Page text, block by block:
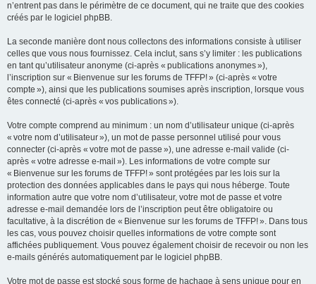
n’entrent pas dans le périmètre de ce document, qui ne traite que des cookies
créés par le logiciel phpBB.
La seconde manière dont nous collectons des informations consiste à utiliser
celles que vous nous fournissez. Cela inclut, sans s’y limiter : les publications
en tant qu’utilisateur anonyme (ci-après « publications anonymes »),
l’inscription sur « Bienvenue sur les forums de TFFP! » (ci-après « votre
compte »), ainsi que les publications soumises après inscription, lorsque vous
êtes connecté (ci-après « vos publications »).
Votre compte comprend au minimum : un nom d’utilisateur unique (ci-après
« votre nom d’utilisateur »), un mot de passe personnel utilisé pour vous
connecter (ci-après « votre mot de passe »), une adresse e-mail valide (ci-
après « votre adresse e-mail »). Les informations de votre compte sur
« Bienvenue sur les forums de TFFP! » sont protégées par les lois sur la
protection des données applicables dans le pays qui nous héberge. Toute
information autre que votre nom d’utilisateur, votre mot de passe et votre
adresse e-mail demandée lors de l’inscription peut être obligatoire ou
facultative, à la discrétion de « Bienvenue sur les forums de TFFP! ». Dans tous
les cas, vous pouvez choisir quelles informations de votre compte sont
affichées publiquement. Vous pouvez également choisir de recevoir ou non les
e-mails générés automatiquement par le logiciel phpBB.
Votre mot de passe est stocké sous forme de hachage à sens unique pour en